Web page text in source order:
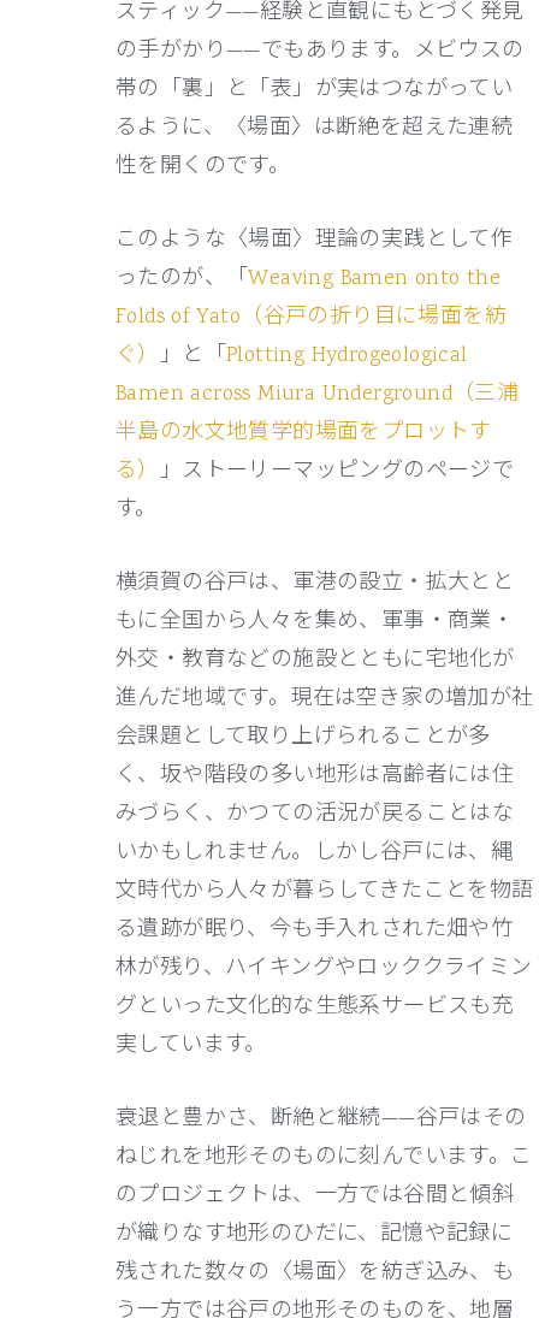
スティック——経験と直観にもとづく発見
の手がかり——でもあります。メビウスの
帯の「裏」と「表」が実はつながってい
るように、〈場面〉は断絶を超えた連続
性を開くのです。
このような〈場面〉理論の実践として作
ったのが、「Weaving Bamen onto the
Folds of Yato（谷戸の折り目に場面を紡
ぐ） 」と「Plotting Hydrogeological
Bamen across Miura Underground（三浦
半島の水文地質学的場面をプロットす
る） 」ストーリーマッピングのページで
す。
横須賀の谷戸は、軍港の設立・拡大とと
もに全国から人々を集め、軍事・商業・
外交・教育などの施設とともに宅地化が
進んだ地域です。現在は空き家の増加が社
会課題として取り上げられることが多
く、坂や階段の多い地形は高齢者には住
みづらく、かつての活況が戻ることはな
いかもしれません。しかし谷戸には、縄
文時代から人々が暮らしてきたことを物語
る遺跡が眠り、今も手入れされた畑や竹
林が残り、ハイキングやロッククライミン
グといった文化的な生態系サービスも充
実しています。
衰退と豊かさ、断絶と継続——谷戸はその
ねじれを地形そのものに刻んでいます。こ
のプロジェクトは、一方では谷間と傾斜
が織りなす地形のひだに、記憶や記録に
残された数々の〈場面〉を紡ぎ込み、も